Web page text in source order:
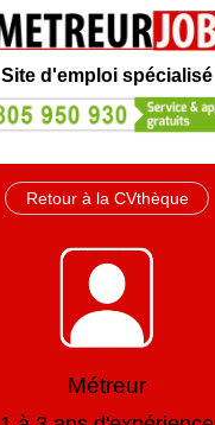
Site d'emploi spécialisé
Retour à la CVthèque
Métreur